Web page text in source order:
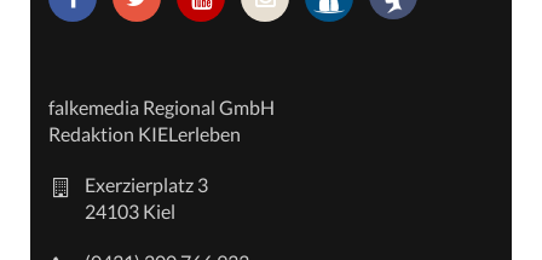
falkemedia Regional GmbH
Redaktion KIELerleben
Exerzierplatz 3
24103 Kiel